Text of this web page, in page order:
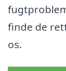
finde de
os.